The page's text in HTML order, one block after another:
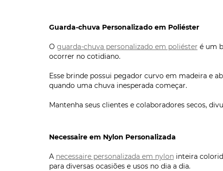
Guarda-chuva Personalizado em Poliéster
O guarda-chuva personalizado em poliéster é um
ocorrer no cotidiano.
Esse brinde possui pegador curvo em madeira e
quando uma chuva inesperada começar.
Mantenha seus clientes e colaboradores secos,
Necessaire em Nylon Personalizada
A necessaire personalizada em nyloninteira
para diversas ocasiões e usos no dia a dia.